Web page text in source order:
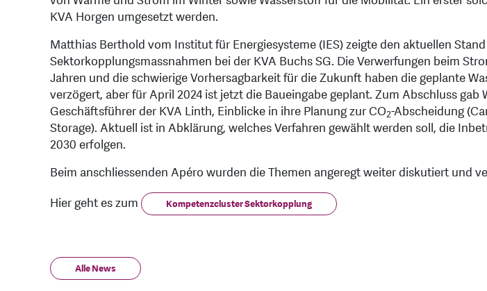
KVA Horgen umgesetzt werden.
Matthias Berthold vom Institut für Energiesysteme (IES) zeigte den aktuellen
Sektorkopplungsmassnahmen bei der KVA Buchs SG. Die Verwerfungen beim
Jahren und die schwierige Vorhersagbarkeit für die Zukunft haben die geplante
verzögert, aber für April 2024 ist jetzt die Baueingabe geplant. Zum Abschluss gab
Geschäftsführer der KVA Linth, Einblicke in ihre Planung zur CO2-Abscheidung
Storage). Aktuell ist in Abklärung, welches Verfahren gewählt werden soll, die
2030 erfolgen.
Beim anschliessenden Apéro wurden die Themen angeregt weiter diskutiert und
Hier geht es zum
Kompetenzcluster Sektorkopplung
Alle News